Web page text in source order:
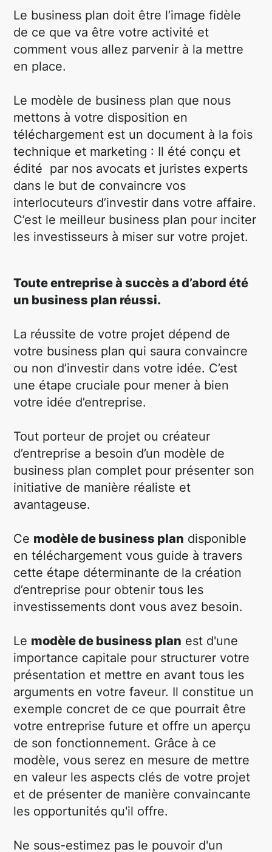
Le business plan doit être l’image fidèle
de ce que va être votre activité et
comment vous allez parvenir à la mettre
en place.
Le modèle de business plan que nous
mettons à votre disposition en
téléchargement est un document à la fois
technique et marketing : Il été conçu et
édité par nos avocats et juristes experts
dans le but de convaincre vos
interlocuteurs d’investir dans votre affaire.
C’est le meilleur business plan pour inciter
les investisseurs à miser sur votre projet.
Toute entreprise à succès a d’abord été
un business plan réussi.
La réussite de votre projet dépend de
votre business plan qui saura convaincre
ou non d’investir dans votre idée. C’est
une étape cruciale pour mener à bien
votre idée d’entreprise.
Tout porteur de projet ou créateur
d’entreprise a besoin d’un modèle de
business plan complet pour présenter son
initiative de manière réaliste et
avantageuse.
Ce modèle de business plan disponible
en téléchargement vous guide à travers
cette étape déterminante de la création
d’entreprise pour obtenir tous les
investissements dont vous avez besoin.
Le modèle de business plan est d'une
importance capitale pour structurer votre
présentation et mettre en avant tous les
arguments en votre faveur. Il constitue un
exemple concret de ce que pourrait être
votre entreprise future et offre un aperçu
de son fonctionnement. Grâce à ce
modèle, vous serez en mesure de mettre
en valeur les aspects clés de votre projet
et de présenter de manière convaincante
les opportunités qu'il offre.
Ne sous-estimez pas le pouvoir d'un